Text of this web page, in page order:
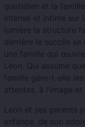
quotidien et la
intense et intime
lumière la structure
derrière le succès se
une famille qui
Leon. Qui assume
famille gère-t-elle
attentes, à l'image
Leon et ses parents
enfance, de son